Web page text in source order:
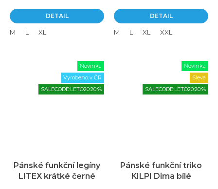
DETAIL
M L XL
DETAIL
M L XL XXL
Novinka
Vyrobeno v ČR
SALECODE:LETO20:20:%
Pánské funkční legíny
LITEX krátké černé
Novinka
Sleva
SALECODE:LETO20:20:%
Pánské funkční triko
KILPI Dima bílé